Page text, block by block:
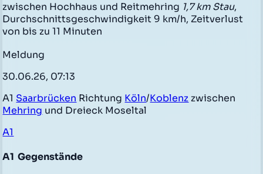
zwischen Hochhaus und Reitmehring 1,7 km Stau,
Durchschnittsgeschwindigkeit 9 km/h, Zeitverlust
von bis zu 11 Minuten
Meldung
30.06.26, 07:13
A1 Saarbrücken Richtung Köln/Koblenz zwischen
Mehring und Dreieck Moseltal
A1
A1 Gegenstände